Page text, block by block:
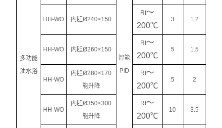
多功能
油水浴
智能
PID
HH-WO 内胆Ø240×150
Rt～
200℃
3 1.2
HH-WO 内胆Ø260×150
Rt～
200℃
5 1.5
HH-WO
内胆Ø280×170
能升降
Rt～
200℃
5 2
HH-WO
内胆Ø350×300
能升降
Rt～
200℃
10 3.5